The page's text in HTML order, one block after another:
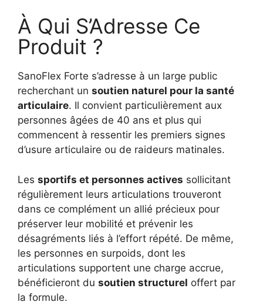
À Qui S’Adresse Ce
Produit ?
SanoFlex Forte s’adresse à un large public
recherchant un soutien naturel pour la santé
articulaire. Il convient particulièrement aux
personnes âgées de 40 ans et plus qui
commencent à ressentir les premiers signes
d’usure articulaire ou de raideurs matinales.
Les sportifs et personnes actives sollicitant
régulièrement leurs articulations trouveront
dans ce complément un allié précieux pour
préserver leur mobilité et prévenir les
désagréments liés à l’effort répété. De même,
les personnes en surpoids, dont les
articulations supportent une charge accrue,
bénéficieront du soutien structurel offert par
la formule.